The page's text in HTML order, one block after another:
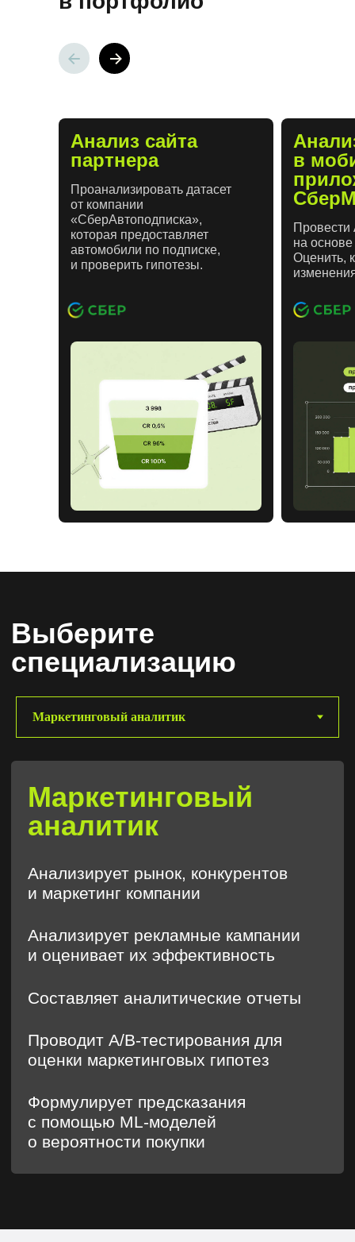
Анализ сайта
партнера
Проанализировать датасет
от компании
«СберАвтоподписка»,
которая предоставляет
автомобили по подписке,
и проверить гипотезы.
в
Провести
на основе
Оценить,